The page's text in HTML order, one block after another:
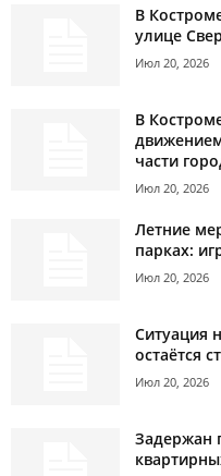
В
улице
Июл 20, 2026
В
части
Июл 20, 2026
Летние
парках:
Июл 20, 2026
Ситуация
остаётся
Июл 20, 2026
Задержан